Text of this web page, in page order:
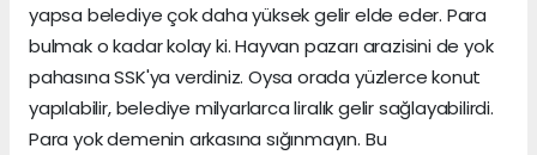
yapsa belediye çok daha yüksek gelir elde eder. Para
bulmak o kadar kolay ki. Hayvan pazarı arazisini de yok
pahasına SSK'ya verdiniz. Oysa orada yüzlerce konut
yapılabilir, belediye milyarlarca liralık gelir sağlayabilirdi.
Para yok demenin arkasına sığınmayın. Bu